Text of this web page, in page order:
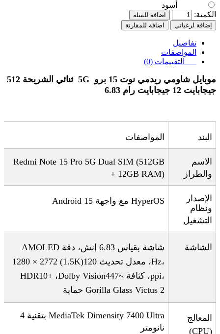
أسود
الكمية:
اضافة للسلة
إضافة لرغباتي
اضافة للمقارنة
تفاصيل
المواصفات
التقييمات (0)
موبايل شاومي ريدمي نوت 15 برو 5G ثنائي الشريحة 512
جيجابايت 12 جيجابايت رام 6.83
البند المواصفات
الاسم
والطراز
Redmi Note 15 Pro 5G Dual SIM (512GB
+ 12GB RAM)
الإصدار
ونظام
التشغيل
Android 15 مع واجهة HyperOS
الشاشة شاشة
بقياس 6.83 إنش، دقة
2772 × 1280 (1.5K) ، معدل تحديث 120Hz،
HDR10+،Dolby Vision ، كثافة ~447ppi،
حماية Gorilla Glass Victus 2
المعالج
(CPU)
MediaTek Dimensity 7400 Ultra
بتقنية 4
نانومتر